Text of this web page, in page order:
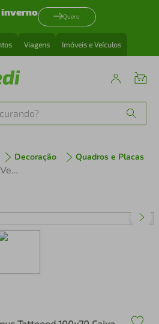
inverno Quero
Viagens Imóveis e Veículos
Decoração Quadros e Placas
Quadro The Birth of Venus Tattooed 100x70 Caixa Branco